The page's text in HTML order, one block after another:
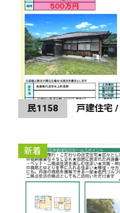
民1158 戸建住宅 /
新着